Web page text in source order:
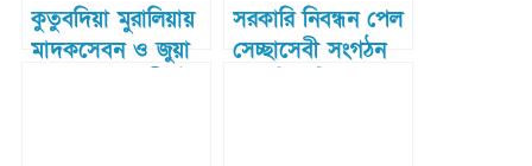
কুতুবদিয়া মুরালিয়ায়
মাদকসেবন ও জুয়া
সরকারি নিবন্ধন পেল
সেচ্ছাসেবী সংগঠন